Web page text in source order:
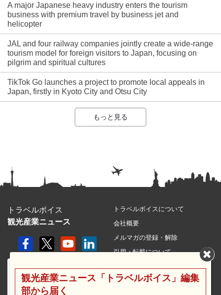
A major Japanese heavy industry enters the tourism
business with premium travel by business jet and
helicopter
JAL and four railway companies jointly create a wide-range
tourism model for foreign visitors to Japan, focusing on
pilgrim and spiritual cultures
TikTok Go launches a project to promote local appeals in
Japan, firstly in Kyoto City and Otsu City
もっと見る
トラベルボイス
観光産業ニュース
トラベルボイスについて
会社概要
メルマガの登録・解除
引用・転載について
利用規約
観光産業ニュース「トラベルボイス」編集
部から届く